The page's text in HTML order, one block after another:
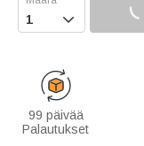

99 päivää
Palautukset